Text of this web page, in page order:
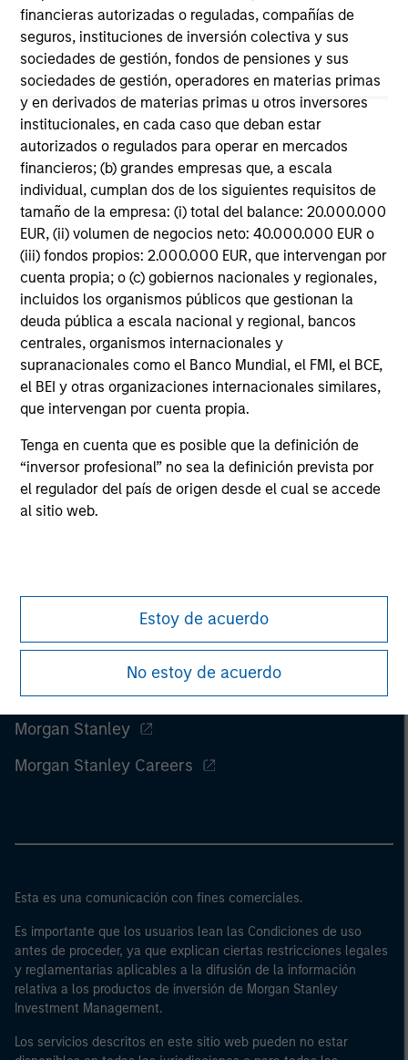
financieras autorizadas o reguladas, compañías de
seguros, instituciones de inversión colectiva y sus
sociedades de gestión, fondos de pensiones y sus
sociedades de gestión, operadores en materias primas
y en derivados de materias primas u otros inversores
institucionales, en cada caso que deban estar
autorizados o regulados para operar en mercados
financieros; (b) grandes empresas que, a escala
individual, cumplan dos de los siguientes requisitos de
tamaño de la empresa: (i) total del balance: 20.000.000
EUR, (ii) volumen de negocios neto: 40.000.000 EUR o
(iii) fondos propios: 2.000.000 EUR, que intervengan por
cuenta propia; o (c) gobiernos nacionales y regionales,
incluidos los organismos públicos que gestionan la
deuda pública a escala nacional y regional, bancos
centrales, organismos internacionales y
supranacionales como el Banco Mundial, el FMI, el BCE,
el BEI y otras organizaciones internacionales similares,
que intervengan por cuenta propia.
Tenga en cuenta que es posible que la definición de
“inversor profesional” no sea la definición prevista por
el regulador del país de origen desde el cual se accede
al sitio web.
Estoy de acuerdo
No estoy de acuerdo
experienced West-Coast mutual fund
managers. The investment values Clip in line
with the Series D round completed in 2021.
19-JUN-2024
May not represent all Team Members.
The information on this page is for informational
purposes only. The information contained herein does
not constitute and should not be construed as an
offering of advisory services or an offer to sell or a
solicitation of an offer to buy any securities in any
jurisdiction in which such offer or solicitation,
purchase or sale would be unlawful under the
securities, insurance or other laws of such jurisdiction.
All investing involves risks, including a loss of principal.
information on the strategy, including additional risk
considerations.
Morgan Stanley
Morgan Stanley Careers
Esta es una comunicación con fines comerciales.
Es importante que los usuarios lean las Condiciones de uso
antes de proceder, ya que explican ciertas restricciones legales
y reglamentarias aplicables a la difusión de la información
relativa a los productos de inversión de Morgan Stanley
Investment Management.
Los servicios descritos en este sitio web pueden no estar